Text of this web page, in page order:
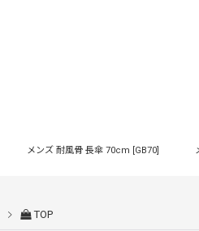
メンズ 耐風骨 長傘 70cm [GB70]
TOP